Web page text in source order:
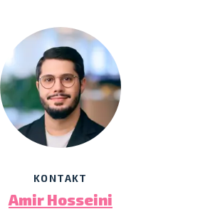
KONTAKT
Amir Hosseini